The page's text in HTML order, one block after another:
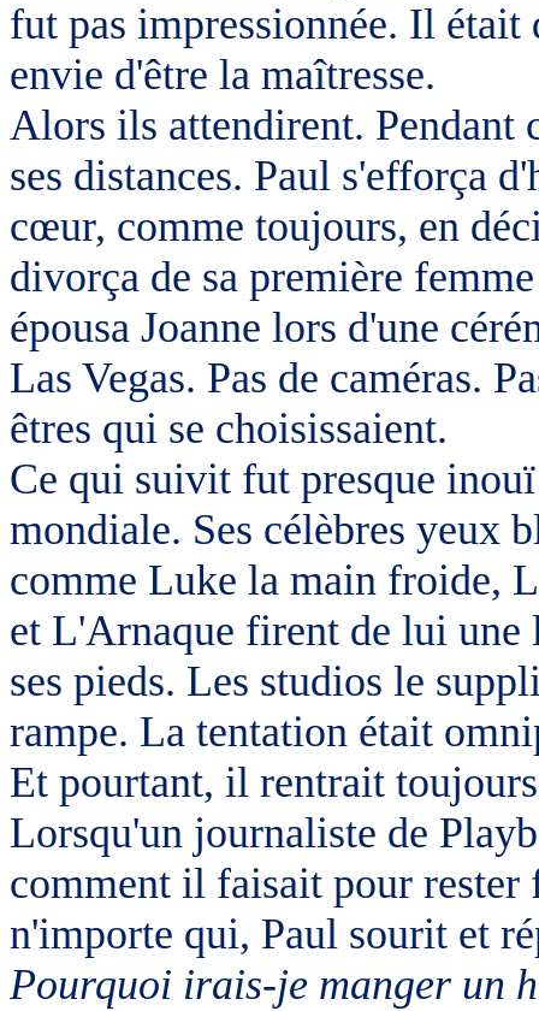
fut pas impressionnée. Il était
envie d'être la maîtresse.
Alors ils attendirent. Pendant
ses distances. Paul s'efforça
cœur, comme toujours, en
divorça de sa première
épousa Joanne lors d'une
Las Vegas. Pas de caméras.
êtres qui se choisissaient.
Ce qui suivit fut presque
mondiale. Ses célèbres yeux
comme Luke la main froide,
et L'Arnaque firent de lui une
ses pieds. Les studios le
rampe. La tentation était
Et pourtant, il rentrait
Lorsqu'un journaliste de
comment il faisait pour
n'importe qui, Paul sourit et
Pourquoi irais-je manger un